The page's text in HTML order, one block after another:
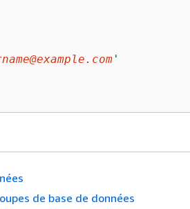
'
de base de données